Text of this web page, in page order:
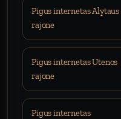
Pigus internetas Alytaus
rajone
Pigus internetas Utenos
rajone
Pigus internetas